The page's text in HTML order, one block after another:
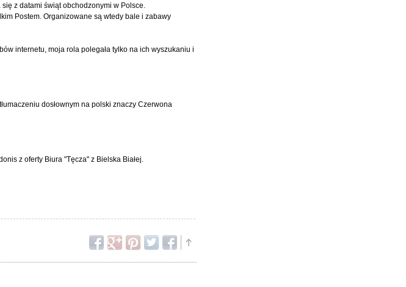
z datami świąt obchodzonymi w Polsce.
Postem. Organizowane są wtedy bale i zabawy
internetu, moja rola polegała tylko na ich wyszukaniu i
dosłownym na polski znaczy Czerwona
z oferty Biura "Tęcza" z Bielska Białej.